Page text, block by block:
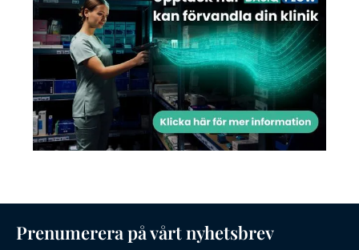
Prenumerera på vårt nyhetsbrev